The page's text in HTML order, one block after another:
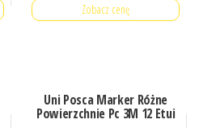
Zobacz cenę
Uni Posca Marker Różne
Powierzchnie Pc 3M 12 Etui